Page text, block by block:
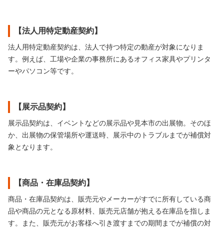
【法人用特定動産契約】
法人用特定動産契約は、法人で持つ特定の動産が対象になりま
す。例えば、工場や企業の事務所にあるオフィス家具やプリンタ
ーやパソコン等です。
【展示品契約】
展示品契約は、イベントなどの展示品や見本市の出展物。そのほ
か、出展物の保管場所や運送時、展示中のトラブルまでが補償対
象となります。
【商品・在庫品契約】
商品・在庫品契約は、販売元やメーカーがすでに所有している商
品や商品の元となる原材料、販売元店舗が抱える在庫品を指しま
す。また、販売元がお客様へ引き渡すまでの期間までが補償の対